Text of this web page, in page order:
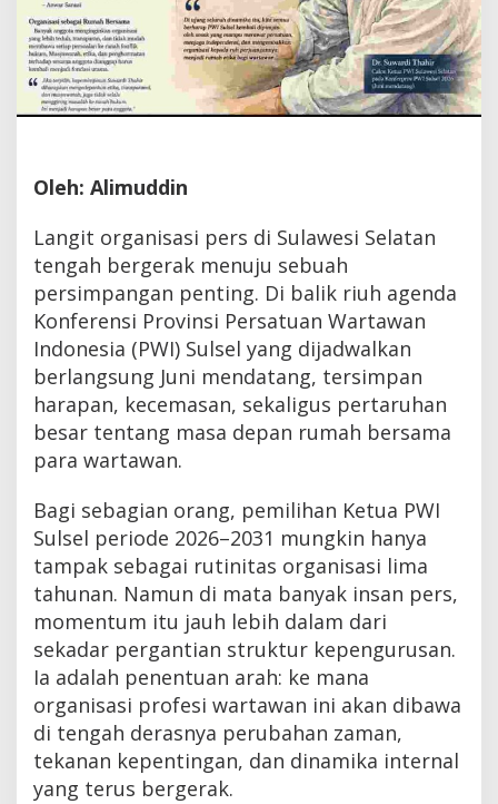
Oleh: Alimuddin
Langit organisasi pers di Sulawesi Selatan
tengah bergerak menuju sebuah
persimpangan penting. Di balik riuh agenda
Konferensi Provinsi Persatuan Wartawan
Indonesia (PWI) Sulsel yang dijadwalkan
berlangsung Juni mendatang, tersimpan
harapan, kecemasan, sekaligus pertaruhan
besar tentang masa depan rumah bersama
para wartawan.
Bagi sebagian orang, pemilihan Ketua PWI
Sulsel periode 2026–2031 mungkin hanya
tampak sebagai rutinitas organisasi lima
tahunan. Namun di mata banyak insan pers,
momentum itu jauh lebih dalam dari
sekadar pergantian struktur kepengurusan.
Ia adalah penentuan arah: ke mana
organisasi profesi wartawan ini akan dibawa
di tengah derasnya perubahan zaman,
tekanan kepentingan, dan dinamika internal
yang terus bergerak.